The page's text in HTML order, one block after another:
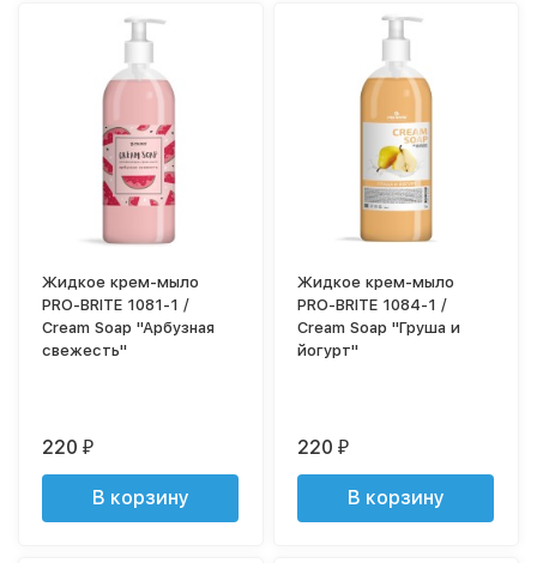
Жидкое крем-мыло
PRO-BRITE 1081-1 /
Cream Soap "Арбузная
свежесть"
220₽
В корзину
Жидкое крем-мыло
PRO-BRITE 1084-1 /
Cream Soap "Груша и
йогурт"
220₽
В корзину